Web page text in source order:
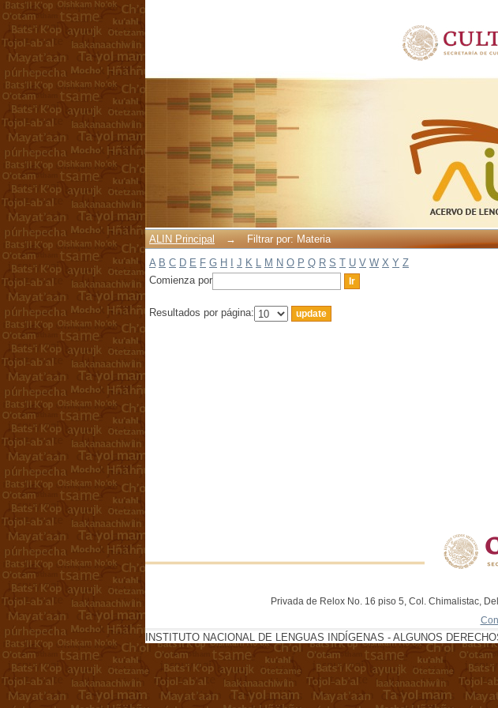
ALIN Principal →
Filtrar por: Materia
A B C D E F G H J K L M N O P Q R S T U V W X Y Z
Comienza por
Resultados por página:
Privada de Relox No. 16 piso 5, Col. Chimalistac,
INSTITUTO NACIONAL DE LENGUAS INDÍGENAS - ALGUNOS